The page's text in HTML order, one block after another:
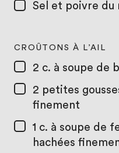
Sel et poivre du
CROÛTONS À L’AIL
2 c. à soupe de
2 petites
finement
1 c. à soupe de
hachées